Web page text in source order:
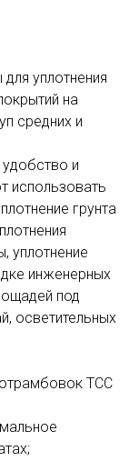
уплотнения
на
средних и
удобство и
использовать
грунта
уплотнение
инженерных
под
осветительных
ТСС